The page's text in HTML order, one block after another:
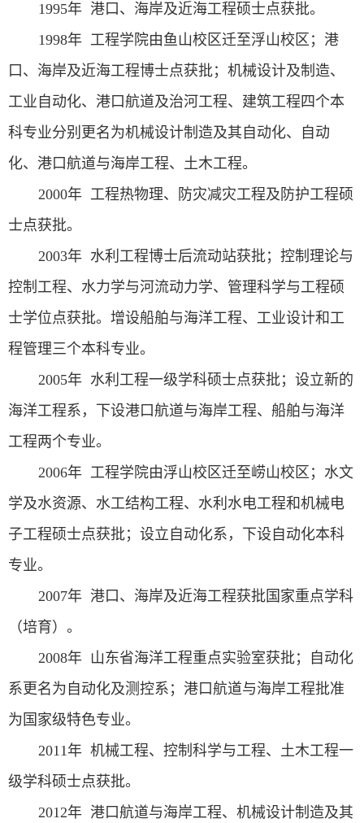
1995年 港口、海岸及近海工程硕士点获批。
1998年 工程学院由鱼山校区迁至浮山校区；港
口、海岸及近海工程博士点获批；机械设计及制造、
工业自动化、港口航道及治河工程、建筑工程四个本
科专业分别更名为机械设计制造及其自动化、自动
化、港口航道与海岸工程、土木工程。
2000年 工程热物理、防灾减灾工程及防护工程硕
士点获批。
2003年 水利工程博士后流动站获批；控制理论与
控制工程、水力学与河流动力学、管理科学与工程硕
士学位点获批。增设船舶与海洋工程、工业设计和工
程管理三个本科专业。
2005年 水利工程一级学科硕士点获批；设立新的
海洋工程系，下设港口航道与海岸工程、船舶与海洋
工程两个专业。
2006年 工程学院由浮山校区迁至崂山校区；水文
学及水资源、水工结构工程、水利水电工程和机械电
子工程硕士点获批；设立自动化系，下设自动化本科
专业。
2007年 港口、海岸及近海工程获批国家重点学科
（培育）。
2008年 山东省海洋工程重点实验室获批；自动化
系更名为自动化及测控系；港口航道与海岸工程批准
为国家级特色专业。
2011年 机械工程、控制科学与工程、土木工程一
级学科硕士点获批。
2012年 港口航道与海岸工程、机械设计制造及其